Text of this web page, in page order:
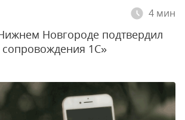
4 мин
Новгороде подтвердил
сопровождения 1С»